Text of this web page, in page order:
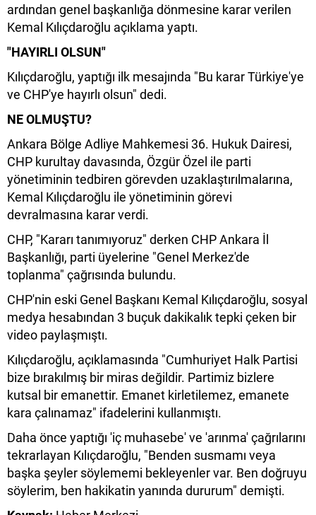
ardından genel başkanlığa dönmesine karar verilen
Kemal Kılıçdaroğlu açıklama yaptı.
"HAYIRLI OLSUN"
Kılıçdaroğlu, yaptığı ilk mesajında "Bu karar Türkiye'ye
ve CHP'ye hayırlı olsun" dedi.
NE OLMUŞTU?
Ankara Bölge Adliye Mahkemesi 36. Hukuk Dairesi,
CHP kurultay davasında, Özgür Özel ile parti
yönetiminin tedbiren görevden uzaklaştırılmalarına,
Kemal Kılıçdaroğlu ile yönetiminin görevi
devralmasına karar verdi.
CHP, "Kararı tanımıyoruz" derken CHP Ankara İl
Başkanlığı, parti üyelerine "Genel Merkez'de
toplanma" çağrısında bulundu.
CHP'nin eski Genel Başkanı Kemal Kılıçdaroğlu, sosyal
medya hesabından 3 buçuk dakikalık tepki çeken bir
video paylaşmıştı.
Kılıçdaroğlu, açıklamasında "Cumhuriyet Halk Partisi
bize bırakılmış bir miras değildir. Partimiz bizlere
kutsal bir emanettir. Emanet kirletilemez, emanete
kara çalınamaz" ifadelerini kullanmıştı.
Daha önce yaptığı 'iç muhasebe' ve 'arınma' çağrılarını
tekrarlayan Kılıçdaroğlu, "Benden susmamı veya
başka şeyler söylememi bekleyenler var. Ben doğruyu
söylerim, ben hakikatin yanında dururum" demişti.